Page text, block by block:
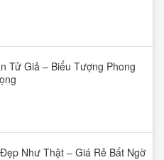
Tử Giả – Biểu Tượng Phong
Như Thật – Giá Rẻ Bất Ngờ